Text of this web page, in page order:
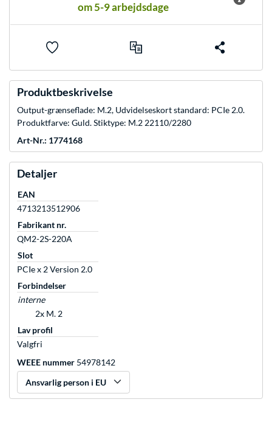
om 5-9 arbejdsdage
Produktbeskrivelse
Output-grænseflade: M.2, Udvidelseskort standard: PCIe 2.0.
Produktfarve: Guld. Stiktype: M.2 22110/2280
Art-Nr.: 1774168
Detaljer
EAN
4713213512906
Fabrikant nr.
QM2-2S-220A
Slot
PCIe x 2 Version 2.0
Forbindelser
interne
2x M. 2
Lav profil
Valgfri
WEEE nummer 54978142
Ansvarlig person i EU